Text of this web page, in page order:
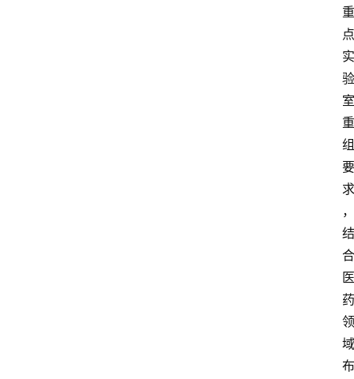
重
点
实
验
室
重
组
要
求
，
结
合
医
药
领
域
布